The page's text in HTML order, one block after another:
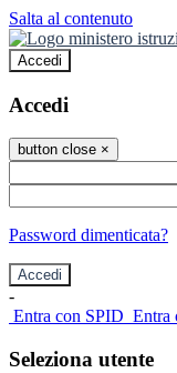
Salta al contenuto
Accedi
Accedi
button close ×
Password dimenticata?
-
Entra con SPID Entra
Seleziona utente